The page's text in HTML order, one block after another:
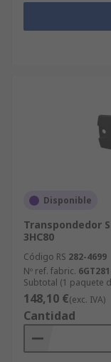
Disponible
Transpondedor
3HC80
Código RS 282-4699
Nº ref. fabric.
Subtotal (1 paquete
148,10 €(exc. IVA)
Cantidad